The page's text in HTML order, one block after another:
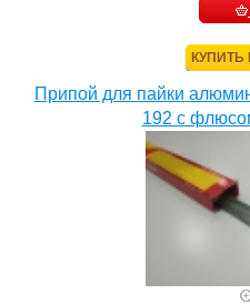
КУПИТЬ
Припой для пайки
192 с